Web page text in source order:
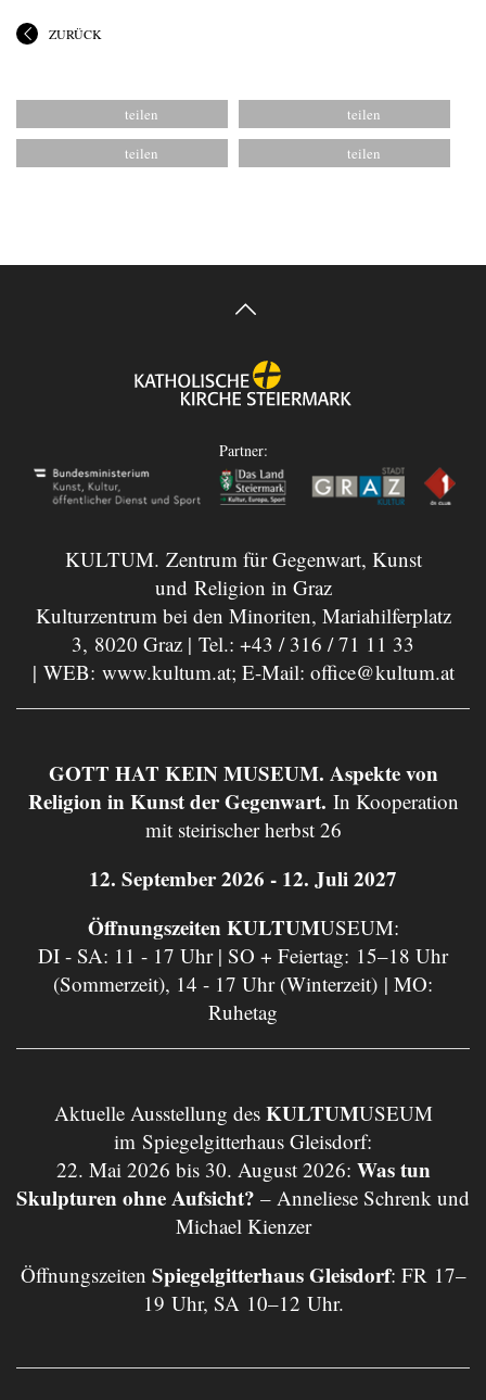
2025: Kurator Johannes Rauchenberger
führt durch die Ausstellung "NUN
MEHR – MEAN TIME" von Maaria
Wirkkala
2025: Kurator Johannes Rauchenberger
führt durch die Ausstellung "NUN
MEHR – MEAN TIME" von Maaria
Wirkkala
ZURÜCK
Partner:
KULTUM. Zentrum für Gegenwart, Kunst
und Religion in Graz
Kulturzentrum bei den Minoriten, Mariahilferplatz
3, 8020 Graz | Tel.: +43 / 316 / 71 11 33
| WEB: www.kultum.at; E-Mail: office@kultum.at
GOTT HAT KEIN MUSEUM. Aspekte von
Religion in Kunst der Gegenwart. In Kooperation
mit steirischer herbst 26
12. September 2026 - 12. Juli 2027
Öffnungszeiten KULTUMUSEUM:
DI - SA: 11 - 17 Uhr | SO + Feiertag: 15–18 Uhr
(Sommerzeit), 14 - 17 Uhr (Winterzeit) | MO:
Ruhetag
Aktuelle Ausstellung des KULTUMUSEUM
im Spiegelgitterhaus Gleisdorf:
22. Mai 2026 bis 30. August 2026: Was tun
Skulpturen ohne Aufsicht? – Anneliese Schrenk und
Michael Kienzer
Öffnungszeiten Spiegelgitterhaus Gleisdorf: FR 17–
19 Uhr, SA 10–12 Uhr.